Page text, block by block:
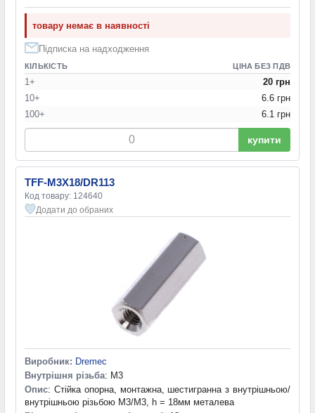
товару немає в наявності
Підписка на надходження
КІЛЬКІСТЬ ЦІНА БЕЗ ПДВ
1+
20 грн
10+
6.6 грн
100+
6.1 грн
купити
TFF-M3X18/DR113
Код товару: 124640
Додати до обраних
Виробник: Dremec
Внутрішня різьба: M3
Опис: Стійка опорна, монтажна, шестигранна з внутрішньою/
внутрішньою різьбою M3/M3, h = 18мм металева